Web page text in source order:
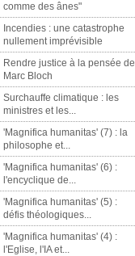
comme des ânes"
Incendies : une catastrophe
nullement imprévisible
Rendre justice à la pensée de
Marc Bloch
Surchauffe climatique : les
ministres et les...
'Magnifica humanitas' (7) : la
philosophe et...
'Magnifica humanitas' (6) :
l'encyclique de...
'Magnifica humanitas' (5) :
défis théologiques...
'Magnifica humanitas' (4) :
l'Eglise, l'IA et...